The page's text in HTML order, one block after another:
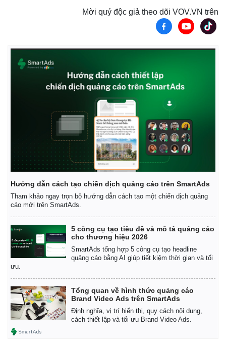
Mời quý độc giả theo dõi VOV.VN trên
Hướng dẫn cách tạo chiến dịch quảng cáo trên SmartAds
Tham khảo ngay trọn bộ hướng dẫn cách tạo một chiến dịch quảng
cáo mới trên SmartAds.
5 công cụ tạo tiêu đề và mô tả quảng cáo
cho thương hiệu 2026
SmartAds tổng hợp 5 công cụ tạo headline
quảng cáo bằng AI giúp tiết kiệm thời gian và tối
ưu.
Tổng quan về hình thức quảng cáo
Brand Video Ads trên SmartAds
Định nghĩa, vị trí hiển thị, quy cách nội dung,
cách thiết lập và tối ưu Brand Video Ads.